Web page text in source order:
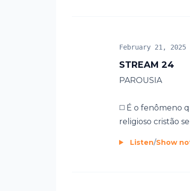
STREAM 24
February 21, 2025
PAROUSIA
◻️ É o fenômeno
religioso cristão
Listen/Show